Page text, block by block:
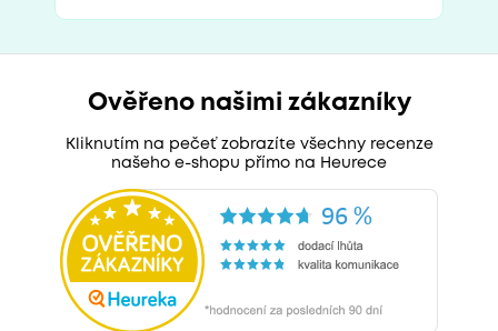
Ověřeno našimi zákazníky
Kliknutím na pečeť zobrazíte všechny recenze
našeho e-shopu přímo na Heurece